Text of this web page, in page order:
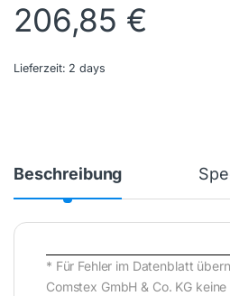
206,85 €
Lieferzeit: 2 days
Beschreibung
* Für Fehler im Datenblatt
Comstex GmbH & Co. KG